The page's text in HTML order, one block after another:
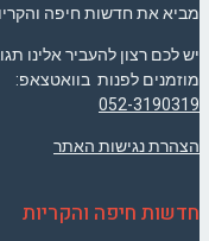
מביא את חדשות חיפה
יש לכם רצון להעביר אלינו
מוזמנים לפנות בוואטצאפ:
052-3190319
הצהרת נגישות האתר
חדשות חיפה והקריות